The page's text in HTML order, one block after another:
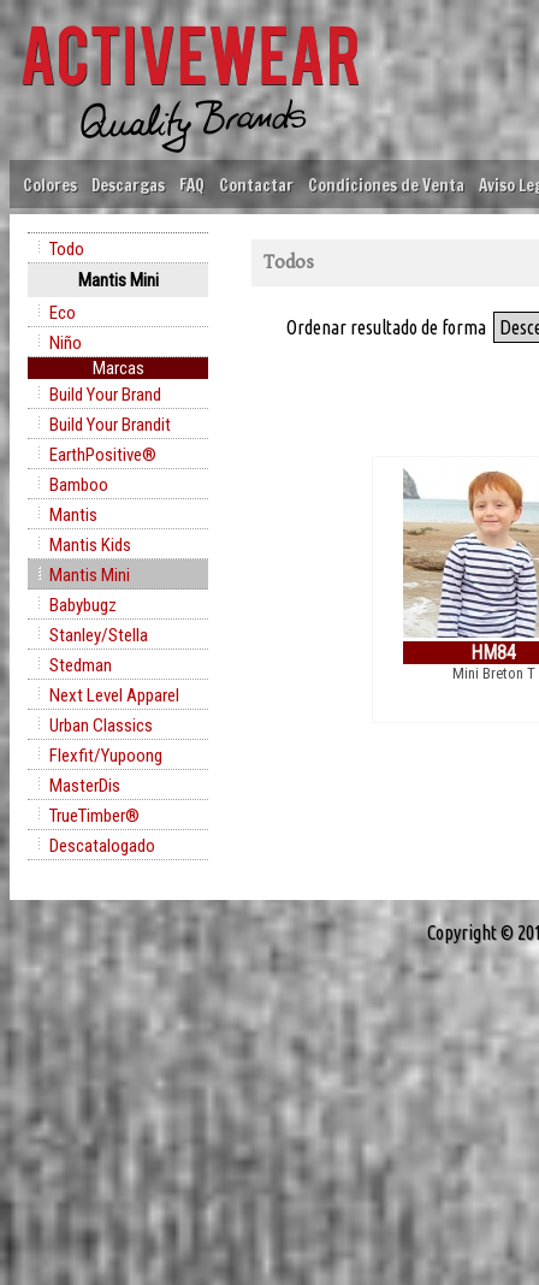
Colores Descargas FAQ Contactar Condiciones de Venta Aviso
Todo
Mantis Mini
Eco
Niño
Marcas
Build Your Brand
Build Your Brandit
EarthPositive®
Bamboo
Mantis
Mantis Kids
Mantis Mini
Babybugz
Stanley/Stella
Stedman
Next Level Apparel
Urban Classics
Flexfit/Yupoong
MasterDis
TrueTimber®
Descatalogado
Todos
Ordenar resultado de forma
HM84
Mini Breton T
Copyright ©